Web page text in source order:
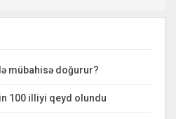
mübahisə doğurur?
100 illiyi qeyd olundu